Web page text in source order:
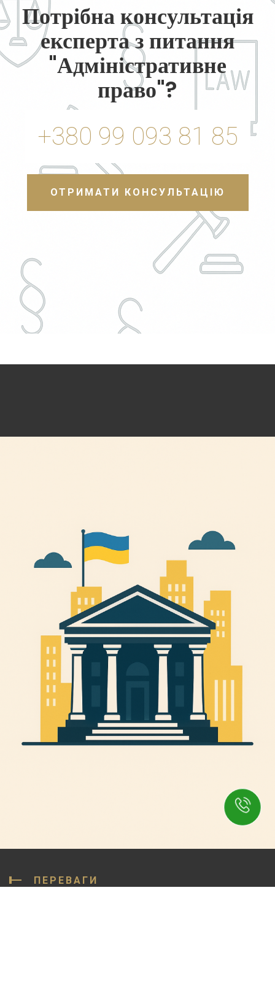
Потрібна консультація
експерта з питання
"Адміністративне
право"?
+380 99 093 81 85
ОТРИМАТИ КОНСУЛЬТАЦІЮ
ПЕРЕВАГИ